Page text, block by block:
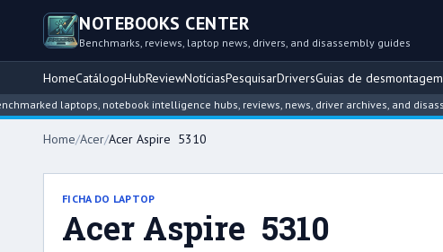
NOTEBOOKS CENTER
Benchmarks, reviews, laptop news, drivers, and disassembly guides
HomeCatálogoHubReviewNotíciasPesquisarDriversGuias de desmontagem
laptops, notebook intelligence hubs, reviews, news, driver archives, and disassembly
Home/Acer/Acer Aspire 5310
FICHA DO LAPTOP
Acer Aspire 5310